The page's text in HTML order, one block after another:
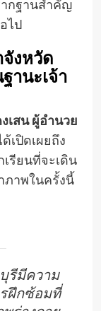
ากฐานสำคัญ
ไป
งหวัด
านะเจ้า
เสน ผู้อำนวย
เปิดเผยถึง
รียนที่จะเดิน
ภาพในครั้งนี้
รีมีความ
ฝึกซ้อมที่